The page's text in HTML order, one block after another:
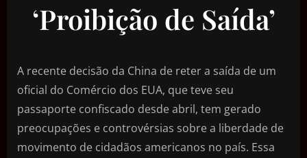
‘Proibição de Saída’
A recente decisão da China de reter a saída de um
oficial do Comércio dos EUA, que teve seu
passaporte confiscado desde abril, tem gerado
preocupações e controvérsias sobre a liberdade de
movimento de cidadãos americanos no país. Essa